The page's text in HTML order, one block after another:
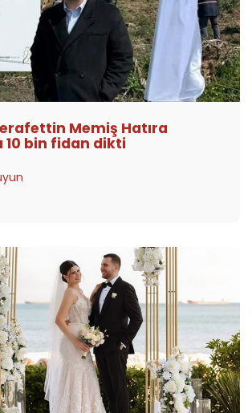
Memiş Hatıra
10 bin fidan dikti